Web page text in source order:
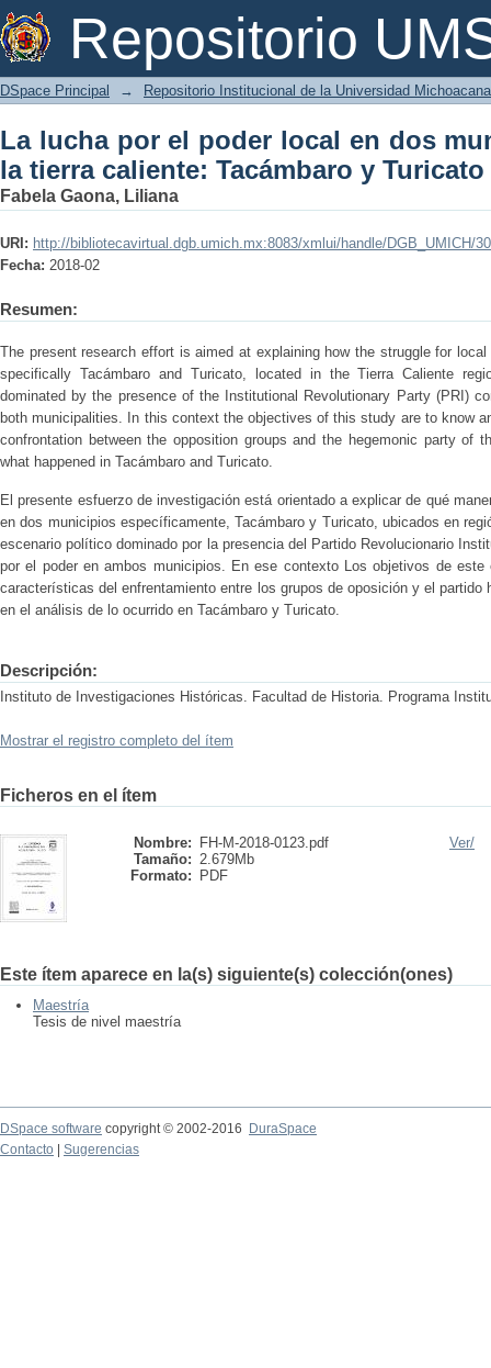
Repositorio
La lucha por el poder local en
Tacámbaro y Turicato 1946-1989
DSpace Principal → Repositorio Institucional de la Universidad
La lucha por el poder local en dos
la tierra caliente: Tacámbaro y Turicato
Fabela Gaona, Liliana
URI: http://bibliotecavirtual.dgb.umich.mx:8083/xmlui/handle/DGB_UMICH/
Fecha: 2018-02
Resumen:
The present research effort is aimed at explaining how the struggle for
specifically Tacámbaro and Turicato, located in the Tierra Caliente
dominated by the presence of the Institutional Revolutionary Party (PRI)
both municipalities. In this context the objectives of this study are to know
confrontation between the opposition groups and the hegemonic party of
what happened in Tacámbaro and Turicato.
El presente esfuerzo de investigación está orientado a explicar de qué
en dos municipios específicamente, Tacámbaro y Turicato, ubicados en
escenario político dominado por la presencia del Partido Revolucionario
por el poder en ambos municipios. En ese contexto Los objetivos de
características del enfrentamiento entre los grupos de oposición y el partido
en el análisis de lo ocurrido en Tacámbaro y Turicato.
Descripción:
Instituto de Investigaciones Históricas. Facultad de Historia. Programa
Mostrar el registro completo del ítem
Ficheros en el ítem
Nombre:
FH-M-2018-0123.pdf
Tamaño: 2.679Mb
Formato:
PDF
Ver/
Este ítem aparece en la(s) siguiente(s) colección(ones)
Maestría
Tesis de nivel maestría
DSpace software copyright © 2002-2016
DuraSpace
Contacto
Sugerencias